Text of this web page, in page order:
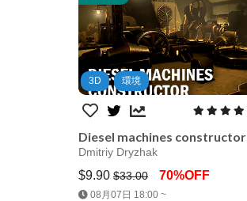
3D 環境
Diesel machines constructor
Dmitriy Dryzhak
$9.90 $33.00 70%OFF
08月07日 18:00 ~Jump AssetStore